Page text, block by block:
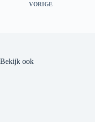
VORIGE
Bekijk ook